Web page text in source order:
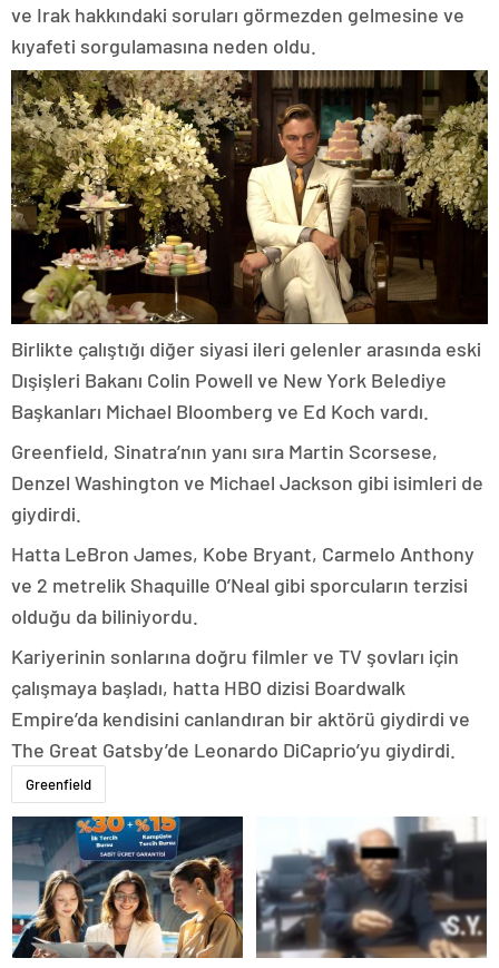
ve Irak hakkındaki soruları görmezden gelmesine ve
kıyafeti sorgulamasına neden oldu.
Birlikte çalıştığı diğer siyasi ileri gelenler arasında eski
Dışişleri Bakanı Colin Powell ve New York Belediye
Başkanları Michael Bloomberg ve Ed Koch vardı.
Greenfield, Sinatra’nın yanı sıra Martin Scorsese,
Denzel Washington ve Michael Jackson gibi isimleri de
giydirdi.
Hatta LeBron James, Kobe Bryant, Carmelo Anthony
ve 2 metrelik Shaquille O’Neal gibi sporcuların terzisi
olduğu da biliniyordu.
Kariyerinin sonlarına doğru filmler ve TV şovları için
çalışmaya başladı, hatta HBO dizisi Boardwalk
Empire’da kendisini canlandıran bir aktörü giydirdi ve
The Great Gatsby’de Leonardo DiCaprio’yu giydirdi.
Greenfield